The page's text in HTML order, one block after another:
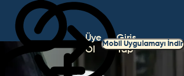
Üye
Ol
Giriş
Yap
Mobil Uygulamayı İndir